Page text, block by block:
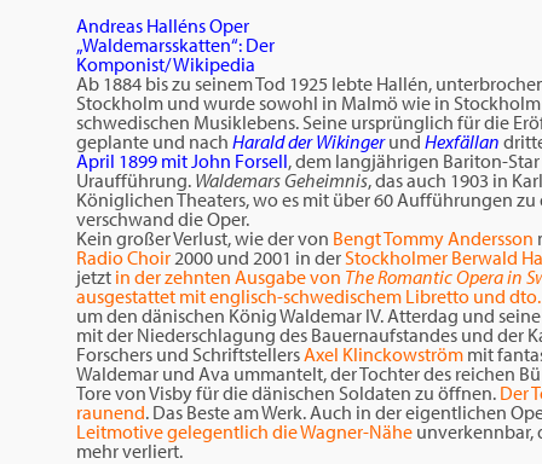
Andreas Halléns Oper
„Waldemarsskatten“: Der
Komponist/ Wikipedia
Ab 1884 bis zu seinem Tod 1925 lebte Hallén,
Stockholm und wurde sowohl in Malmö wie in
schwedischen Musiklebens. Seine ursprünglich für die
geplante und nach Harald der Wikinger und Hexfällan
April 1899 mit John Forsell, dem langjährigen Bariton-
Uraufführung. Waldemars Geheimnis, das auch 1903 in
Königlichen Theaters, wo es mit über 60 Aufführungen
verschwand die Oper.
Kein großer Verlust, wie der von Bengt Tommy Andersson
Radio Choir2000 und 2001 in derStockholmer Berwald
jetzt in der zehnten Ausgabe von The Romantic Opera in
ausgestattet mit englisch-schwedischem Libretto und
um den dänischen König Waldemar IV. Atterdag und
mit der Niederschlagung des Bauernaufstandes und der
Forschers und SchriftstellersAxel Klinckowström mit
Waldemar und Ava ummantelt, der Tochter des reichen
Tore von Visby für die dänischen Soldaten zu öffnen. Der
raunend. Das Beste am Werk. Auch in der eigentlichen
Leitmotive gelegentlich die Wagner-Nähe unverkennbar,
mehr verliert.